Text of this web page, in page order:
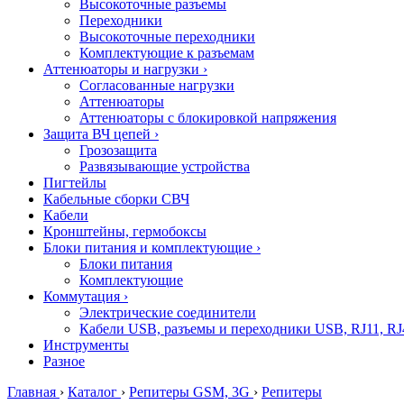
Высокоточные разъемы
Переходники
Высокоточные переходники
Комплектующие к разъемам
Аттенюаторы и нагрузки ›
Согласованные нагрузки
Аттенюаторы
Аттенюаторы с блокировкой напряжения
Защита ВЧ цепей ›
Грозозащита
Развязывающие устройства
Пигтейлы
Кабельные сборки СВЧ
Кабели
Кронштейны, гермобоксы
Блоки питания и комплектующие ›
Блоки питания
Комплектующие
Коммутация ›
Электрические соединители
Кабели USB, разъемы и переходники USB, RJ11,
Инструменты
Разное
Главная › Каталог › Репитеры GSM, 3G › Репитеры